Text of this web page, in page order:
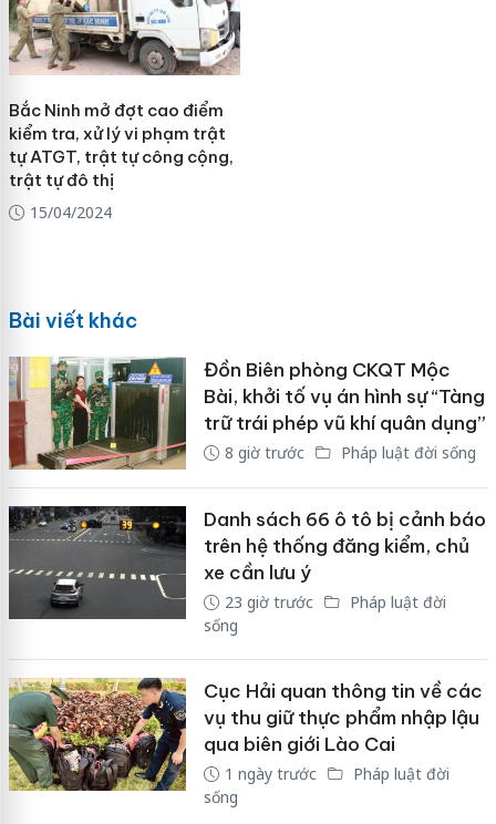
Bắc Ninh mở đợt cao điểm
kiểm tra, xử lý vi phạm trật
tự ATGT, trật tự công cộng,
trật tự đô thị
15/04/2024
Bài viết khác
Đồn Biên phòng CKQT Mộc
Bài, khởi tố vụ án hình sự “Tàng
trữ trái phép vũ khí quân dụng”
8 giờ trước Pháp luật đời sống
Danh sách 66 ô tô bị cảnh báo
trên hệ thống đăng kiểm, chủ
xe cần lưu ý
23 giờ trước
Pháp luật đời
sống
Cục Hải quan thông tin về các
vụ thu giữ thực phẩm nhập lậu
qua biên giới Lào Cai
1 ngày trước
Pháp luật đời
sống